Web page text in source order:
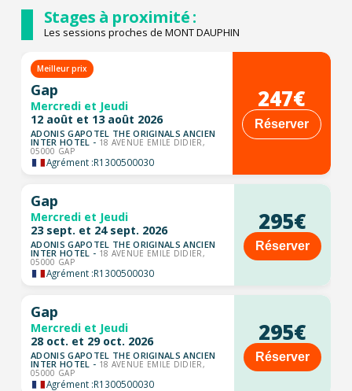
Stages à proximité :
Les sessions proches de MONT DAUPHIN
Meilleur prix
Gap
Mercredi et Jeudi
12 août et 13 août 2026
ADONIS GAPOTEL THE ORIGINALS ANCIEN
INTER HOTEL - 18 AVENUE EMILE DIDIER,
05000 GAP
Agrément :R1300500030
247€
Réserver
Gap
Mercredi et Jeudi
23 sept. et 24 sept. 2026
ADONIS GAPOTEL THE ORIGINALS ANCIEN
INTER HOTEL - 18 AVENUE EMILE DIDIER,
05000 GAP
Agrément :R1300500030
295€
Réserver
Gap
Mercredi et Jeudi
28 oct. et 29 oct. 2026
ADONIS GAPOTEL THE ORIGINALS ANCIEN
INTER HOTEL - 18 AVENUE EMILE DIDIER,
05000 GAP
Agrément :R1300500030
295€
Réserver